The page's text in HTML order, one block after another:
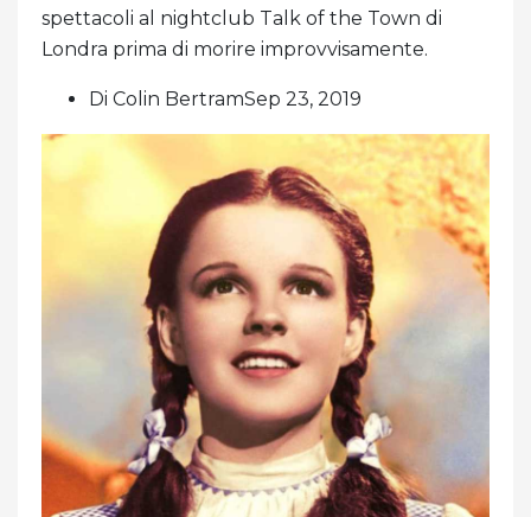
spettacoli al nightclub Talk of the Town di
Londra prima di morire improvvisamente.
Di Colin BertramSep 23, 2019